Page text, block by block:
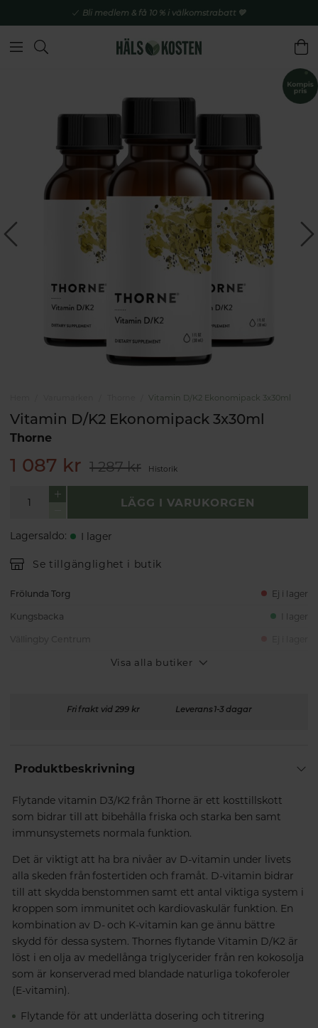
Bli medlem & få 10 % i välkomstrabatt 💚
Vitamin D/K2 Ekonomipack 3x30ml
Vitamin D/K2 Ekonomipack 3x30ml
Thorne
1 087 kr 1 287 kr Historik
LÄGG I VARUKORGEN
Lagersaldo: I lager
Se tillgänglighet i butik
Frölunda Torg Ej i lager
Kungsbacka I lager
Visa alla butiker
Fri frakt vid 299 kr Leverans 1-3 dagar
Produktbeskrivning
Flytande vitamin D3/K2 från Thorne är ett kosttillskott
som bidrar till att bibehålla friska och starka ben samt
immunsystemets normala funktion.
Det är viktigt att ha bra nivåer av D-vitamin under livets
alla skeden från fostertiden och framåt. D-vitamin bidrar
till att skydda benstommen samt ett antal viktiga system i
kroppen som immunitet och kardiovaskulär funktion. En
kombination av D- och K-vitamin kan ge ännu bättre
skydd för dessa system. Thornes flytande Vitamin D/K2 är
löst i en olja av medellånga triglycerider från ren kokosolja
som är konserverad med blandade naturliga tokoferoler
(E-vitamin).
Flytande för att underlätta dosering och titrering